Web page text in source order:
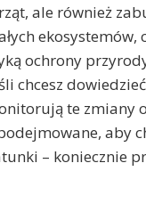
ale również
ekosystemów,
ochrony
chcesz
te zmiany
aby
– koniecznie